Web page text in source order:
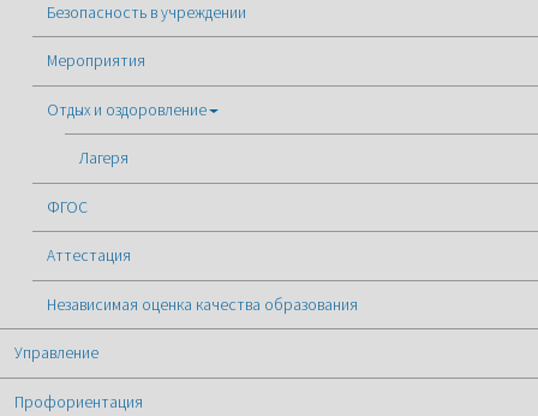
Безопасность в учреждении
Мероприятия
Отдых и оздоровление
Лагеря
ФГОС
Аттестация
Независимая оценка качества образования
Управление
Профориентация